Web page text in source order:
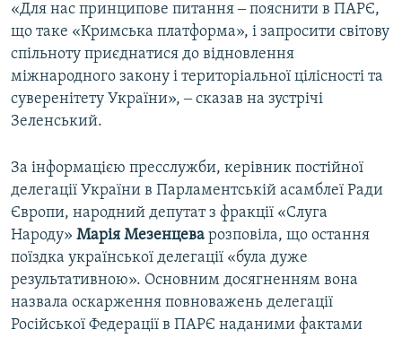
«Для нас принципове питання ‒ пояснити в ПАРЄ,
що таке «Кримська платформа», і запросити світову
спільноту приєднатися до відновлення
міжнародного закону і територіальної цілісності та
суверенітету України», ‒ сказав на зустрічі
Зеленський.
За інформацією пресслужби, керівник постійної
делегації України в Парламентській асамблеї Ради
Європи, народний депутат з фракції «Слуга
Народу» Марія Мезенцева розповіла, що остання
поїздка української делегації «була дуже
результативною». Основним досягненням вона
назвала оскарження повноважень делегації
Російської Федерації в ПАРЄ наданими фактами